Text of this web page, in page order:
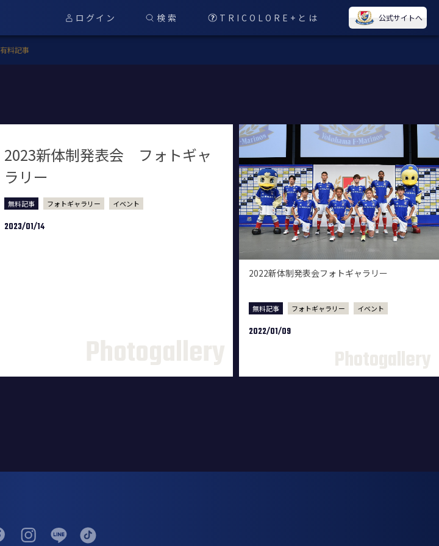
ログイン 検索 TRICOLORE+とは 公式サイトへ
有料記事
2023新体制発表会 フォトギャ
ラリー
無料記事 フォトギャラリー イベント
2023/01/14
2022新体制発表会フォトギャラリー
無料記事 フォトギャラリー イベント
2022/01/09